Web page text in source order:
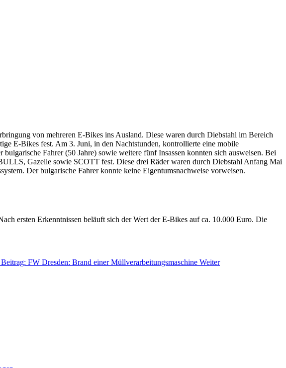
von mehreren E-Bikes ins Ausland. Diese waren durch Diebstahl im Bereich
E-Bikes fest. Am 3. Juni, in den Nachtstunden, kontrollierte eine mobile
Fahrer (50 Jahre) sowie weitere fünf Insassen konnten sich ausweisen. Bei
Gazelle sowie SCOTT fest. Diese drei Räder waren durch Diebstahl Anfang Mai
Der bulgarische Fahrer konnte keine Eigentumsnachweise vorweisen.
ersten Erkenntnissen beläuft sich der Wert der E-Bikes auf ca. 10.000 Euro. Die
FW Dresden: Brand einer Müllverarbeitungsmaschine Weiter